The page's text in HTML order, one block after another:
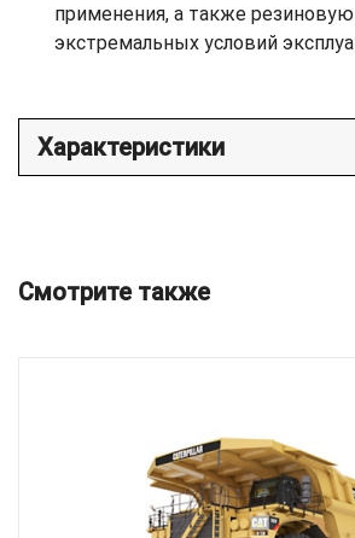
применения, а также
экстремальных условий
Характеристики
Смотрите также